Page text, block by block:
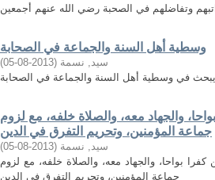
وتفاضلهم في الصحبة رضي الله عنهم أجمعين
وسطية أهل السنة والجماعة في الصحابة
سيد, نسمة (
2013-08-05
)
في وسطية أهل السنة والجماعة في الصحابة
والجهاد معه، والصلاة خلفه، مع لزوم
جماعة المؤمنين، وتحريم التفرق في الدين
سيد, نسمة (
2013-08-05
)
بواحا، والجهاد معه، والصلاة خلفه، مع لزوم
جماعة المؤمنين، وتحريم التفرق في الدين